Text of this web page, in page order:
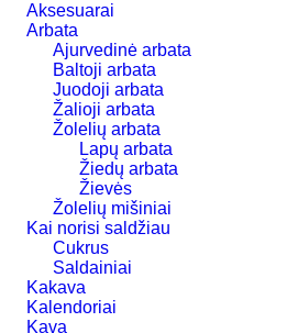
Aksesuarai
Arbata
Ajurvedinė arbata
Baltoji arbata
Juodoji arbata
Žalioji arbata
Žolelių arbata
Lapų arbata
Žiedų arbata
Žievės
Žolelių mišiniai
Kai norisi saldžiau
Cukrus
Saldainiai
Kakava
Kalendoriai
Kava